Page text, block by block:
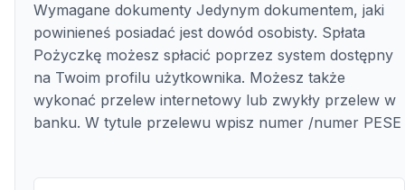
Wymagane dokumenty Jedynym dokumentem, jaki
powinieneś posiadać jest dowód osobisty. Spłata
Pożyczkę możesz spłacić poprzez system dostępny
na Twoim profilu użytkownika. Możesz także
wykonać przelew internetowy lub zwykły przelew w
banku. W tytule przelewu wpisz numer /numer PESE